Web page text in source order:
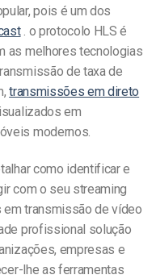
pois é um dos
. o protocolo HLS é
as melhores tecnologias
de taxa de
transmissões em direto
em
modernos.
como identificar e
com o seu streaming
transmissão de vídeo
profissional solução
empresas e
lhe as ferramentas